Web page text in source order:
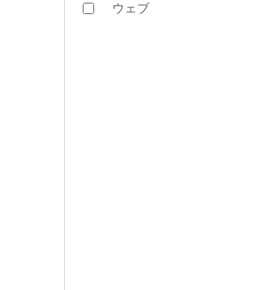
ウェブ